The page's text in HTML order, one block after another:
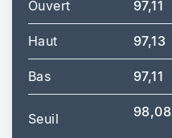
Ouvert 97,11
Haut 97,13
Bas 97,11
Seuil 98,08